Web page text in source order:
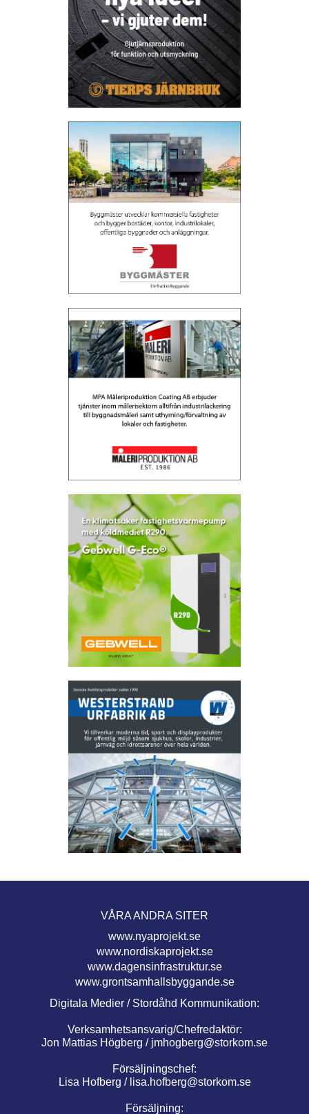
VÅRA ANDRA SITER
www.nyaprojekt.se
www.nordiskaprojekt.se
www.dagensinfrastruktur.se
www.grontsamhallsbyggande.se
Digitala Medier / Stordåhd Kommunikation:
Verksamhetsansvarig/Chefredaktör:
Jon Mattias Högberg / jmhogberg@storkom.se
Försäljningschef:
Lisa Hofberg / lisa.hofberg@storkom.se
Försäljning: